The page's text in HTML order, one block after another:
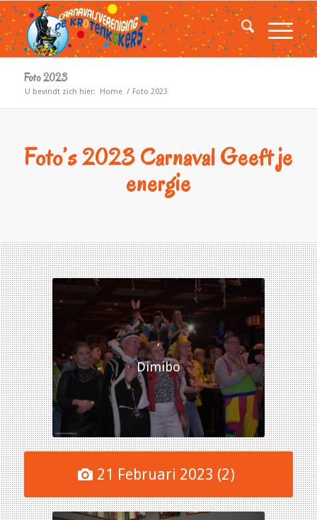
Foto 2023
U bevindt zich hier: Home / Foto 2023
Foto’s 2023 Carnaval Geeft je
energie
‘
Dimibo
21 Februari 2023 (2)